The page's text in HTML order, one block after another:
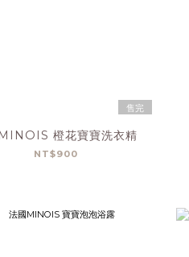
售完
橙花寶寶洗衣精
NT$900